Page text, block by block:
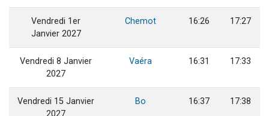
Vendredi 1er
Janvier 2027
Chemot 16:26 17:27
Vendredi 8 Janvier
2027
Vaéra 16:31 17:33
Vendredi 15 Janvier
Bo 16:37 17:38